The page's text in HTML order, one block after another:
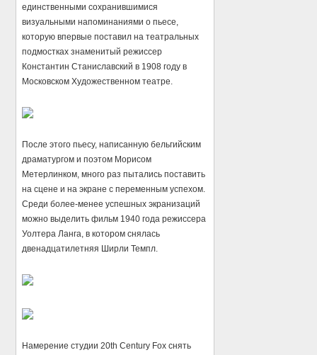
единственными сохранившимися
визуальными напоминаниями о пьесе,
которую впервые поставил на театральных
подмостках знаменитый режиссер
Константин Станиславский в 1908 году в
Московском Художественном театре.
После этого пьесу, написанную бельгийским
драматургом и поэтом Морисом
Метерлинком, много раз пытались поставить
на сцене и на экране с переменным успехом.
Среди более-менее успешных экранизаций
можно выделить фильм 1940 года режиссера
Уолтера Ланга, в котором снялась
двенадцатилетняя Ширли Темпл.
Намерение студии 20th Century Fox снять